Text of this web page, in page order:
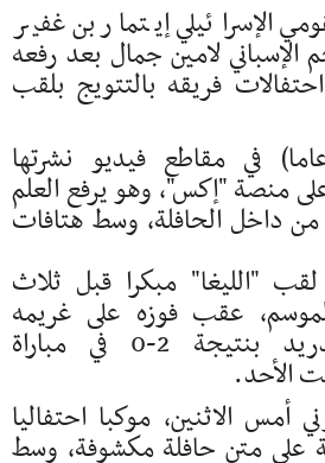
الإسرائيلي إيتمار بن غفير
الإسباني لامين جمال بعد رفعه
فريقه بالتتويج بلقب
جمال (18 عاما) في مقاطع فيديو نشرتها
منصة "إكس"، وهو يرفع العلم
من داخل الحافلة، وسط هتافات
"الليغا" مبكرا قبل ثلاث
عقب فوزه على غريمه
التقليدي ريال مدريد بنتيجة 2-0 في مباراة
الأحد.
أمس الاثنين، موكبا احتفاليا
على متن حافلة مكشوفة، وسط